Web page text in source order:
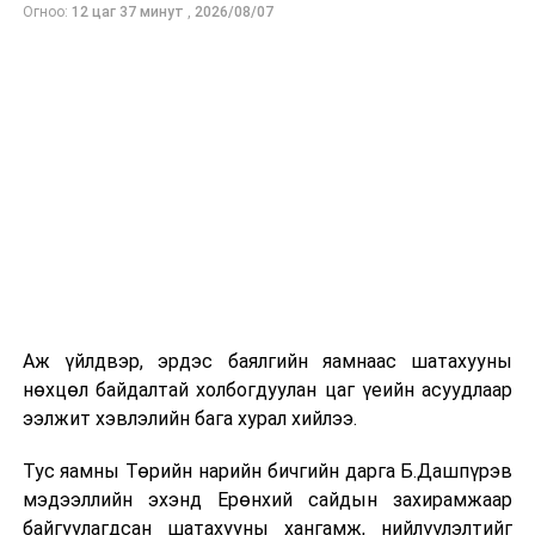
хугацаанд хэрэгжих бөгөөд 4 зорилт 36 үйл
үзлэгт эрэгтэйчүүдийн хамрагдалт,
оролцоог тогтмолжуулах
-Зам тээврийн ослыг бууруулах, урьдчилан
сэргийлэх, холбогдох хууль тогтоомжийн
хэрэгжилтийг сайжруулах замаар
эрэгтэйчүүдийн осол гэмтэл, зуурдын нас
Огноо: 12 цаг 37 минут , 2026/08/07
Аж үйлдвэр, эрдэс баялгийн яамнаас шатахууны
нөхцөл байдалтай холбогдуулан цаг үеийн асуудлаар
ээлжит хэвлэлийн бага хурал хийлээ.
Тус яамны Төрийн нарийн бичгийн дарга Б.Дашпүрэв
мэдээллийн эхэнд Ерөнхий сайдын захирамжаар
байгуулагдсан шатахууны хангамж, нийлүүлэлтийг